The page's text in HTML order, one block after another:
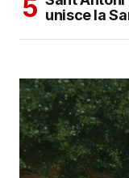
unisce la